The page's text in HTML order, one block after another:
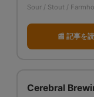
Sour / Stout /
📰 記事を
Cerebral